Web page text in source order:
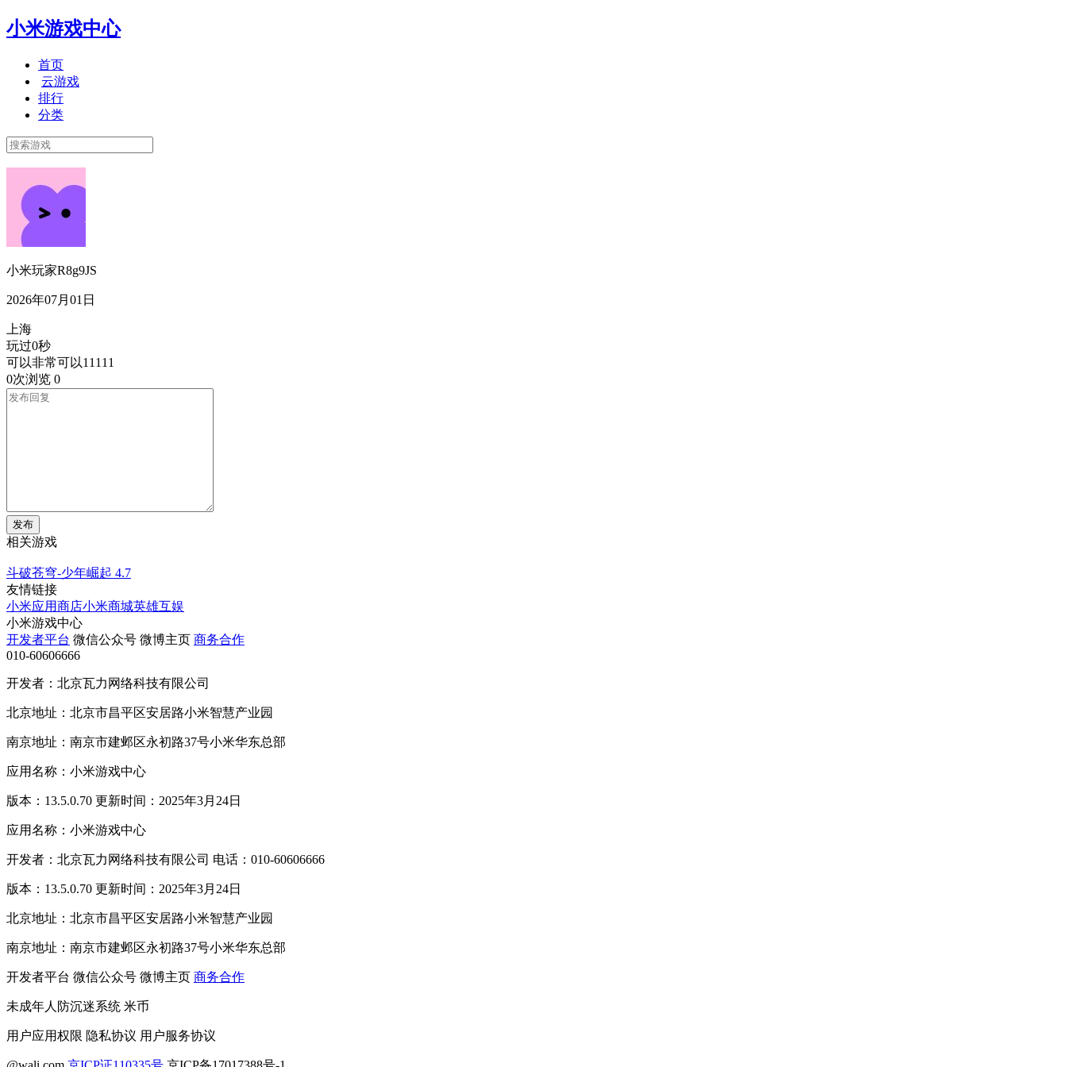
小米游戏中心
首页
云游戏
排行
分类
小米玩家R8g9JS
2026年07月01日
上海
玩过0秒
可以非常可以11111
0次浏览 0
发布
相关游戏
斗破苍穹-少年崛起 4.7
友情链接
小米应用商店小米商城英雄互娱
小米游戏中心
开发者平台 微信公众号 微博主页 商务合作
010-60606666
开发者：北京瓦力网络科技有限公司
北京地址：北京市昌平区安居路小米智慧产业园
南京地址：南京市建邺区永初路37号小米华东总部
应用名称：小米游戏中心
版本：13.5.0.70 更新时间：2025年3月24日
应用名称：小米游戏中心
开发者：北京瓦力网络科技有限公司 电话：010-60606666
版本：13.5.0.70 更新时间：2025年3月24日
北京地址：北京市昌平区安居路小米智慧产业园
南京地址：南京市建邺区永初路37号小米华东总部
开发者平台 微信公众号 微博主页 商务合作
未成年人防沉迷系统 米币
用户应用权限 隐私协议 用户服务协议